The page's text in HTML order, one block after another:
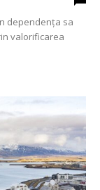
dependența sa
valorificarea